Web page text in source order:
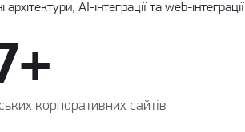
AI-інтеграції таweb-інтеграції
корпоративних сайтів